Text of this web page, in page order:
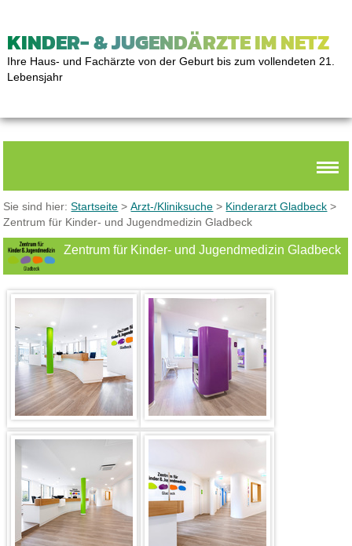
KINDER- & JUGENDÄRZTE IM NETZ
Ihre Haus- und Fachärzte von der Geburt bis zum vollendeten 21.
Lebensjahr
Sie sind hier:Startseite >Arzt-/Kliniksuche > Kinderarzt Gladbeck >
Zentrum für Kinder- und Jugendmedizin Gladbeck
Zentrum für Kinder- und Jugendmedizin Gladbeck